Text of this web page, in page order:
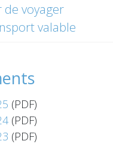
voyager
valable
(PDF)
(PDF)
(PDF)